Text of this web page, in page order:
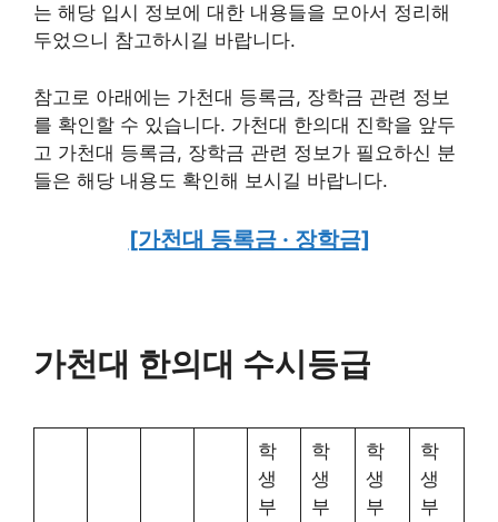
는 해당 입시 정보에 대한 내용들을 모아서 정리해
두었으니 참고하시길 바랍니다.
참고로 아래에는 가천대 등록금, 장학금 관련 정보
를 확인할 수 있습니다. 가천대 한의대 진학을 앞두
고 가천대 등록금, 장학금 관련 정보가 필요하신 분
들은 해당 내용도 확인해 보시길 바랍니다.
[가천대 등록금 · 장학금]
가천대 한의대 수시등급
학
생
부
학
생
부
학
생
부
학
생
부